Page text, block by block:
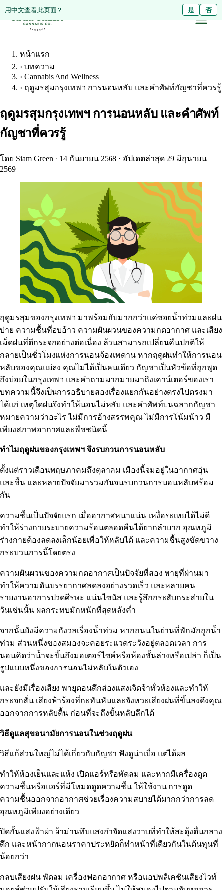
Diese Seite auf Deutsch ansehen? Nein
用中文查看此页面？ 是 否
หน้าแรก
› บทความ
› Cannabis And Wellness
› ฤดูมรสุมกรุงเทพฯ การนอนหลับ และคำศัพท์กัญชาที่ควรรู้
ฤดูมรสุมกรุงเทพฯ การนอนหลับ และคำศัพท์
กัญชาที่ควรรู้
โดย Siam Green · 14 กันยายน 2568 · อัปเดตล่าสุด 29 มิถุนายน
2569
ฤดูมรสุมของกรุงเทพฯ มาพร้อมกับมากกว่าแค่ซอยน้ำท่วมและฝน
บ่าย ความชื้นที่อบอ้าว ความผันผวนของความกดอากาศ และเสียง
เม็ดฝนที่ตีกระจกอย่างต่อเนื่อง ล้วนสามารถเปลี่ยนคืนปกติให้
กลายเป็นชั่วโมงแห่งการนอนจ้องเพดาน หากฤดูฝนทำให้การนอน
หลับของคุณแย่ลง คุณไม่ได้เป็นคนเดียว กัญชาเป็นหัวข้อที่ถูกพูด
ถึงบ่อยในกรุงเทพฯ และคำถามมากมายมาถึงเคาน์เตอร์ของเรา
บทความนี้จึงเป็นการอธิบายสองเรื่องแยกกันอย่างตรงไปตรงมา
ได้แก่ เหตุใดฝนจึงทำให้นอนไม่หลับ และคำศัพท์บนฉลากกัญชา
หมายความว่าอะไร ไม่มีการอ้างสรรพคุณ ไม่มีการโน้มน้าว มี
เพียงสภาพอากาศและพืชชนิดนี้
ทำไมฤดูฝนของกรุงเทพฯ จึงรบกวนการนอนหลับ
ตั้งแต่ราวเดือนพฤษภาคมถึงตุลาคม เมืองนี้จมอยู่ในอากาศอุ่น
และชื้น และหลายปัจจัยมารวมกันจนรบกวนการนอนหลับพร้อม
กัน
ความชื้นเป็นปัจจัยแรก เมื่ออากาศหนาแน่น เหงื่อระเหยได้ไม่ดี
ทำให้ร่างกายระบายความร้อนตลอดคืนได้ยากลำบาก อุณหภูมิ
ร่างกายต้องลดลงเล็กน้อยเพื่อให้หลับได้ และความชื้นสูงขัดขวาง
กระบวนการนี้โดยตรง
ความผันผวนของความกดอากาศเป็นปัจจัยที่สอง พายุที่ผ่านมา
ทำให้ความดันบรรยากาศลดลงอย่างรวดเร็ว และหลายคน
รายงานอาการปวดศีรษะ แน่นไซนัส และรู้สึกกระสับกระส่ายใน
วันเช่นนั้น ผลกระทบมักหนักที่สุดหลังค่ำ
จากนั้นยังมีความกังวลเรื่องน้ำท่วม หากถนนในย่านที่พักมักถูกน้ำ
ท่วม ส่วนหนึ่งของสมองจะคอยระแวดระวังอยู่ตลอดเวลา การ
นอนคิดว่าน้ำจะขึ้นถึงมอเตอร์ไซค์หรือห้องชั้นล่างหรือเปล่า ก็เป็น
รูปแบบหนึ่งของการนอนไม่หลับในตัวเอง
และยังมีเรื่องเสียง พายุตอนดึกส่องแสงเจิดจ้าทั่วห้องและทำให้
กระจกสั่น เสียงฟ้าร้องที่กะทันหันและจังหวะเสียงฝนที่ขึ้นลงดึงคุณ
ออกจากการหลับตื้น ก่อนที่จะถึงขั้นหลับลึกได้
วิธีดูแลสุขอนามัยการนอนในช่วงฤดูฝน
วิธีแก้ส่วนใหญ่ไม่ได้เกี่ยวกับกัญชา ฟังดูน่าเบื่อ แต่ได้ผล
ทำให้ห้องเย็นและแห้ง เปิดแอร์หรือพัดลม และหากมีเครื่องดูด
ความชื้นหรือแอร์ที่มีโหมดดูดความชื้น ให้ใช้งาน การดูด
ความชื้นออกจากอากาศช่วยเรื่องความสบายได้มากกว่าการลด
อุณหภูมิเพียงอย่างเดียว
ปิดกั้นแสงฟ้าผ่า ผ้าม่านทึบแสงกำจัดแสงวาบที่ทำให้สะดุ้งตื่นกลาง
ดึก และหน้ากากนอนราคาประหยัดก็ทำหน้าที่เดียวกันในต้นทุนที่
น้อยกว่า
กลบเสียงฝน พัดลม เครื่องฟอกอากาศ หรือแอปพลิเคชันเสียงไวท์